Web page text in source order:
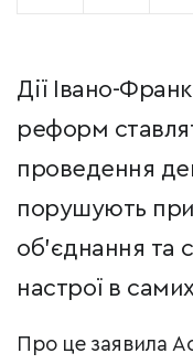
Дії Івано-
реформ
проведення
порушують
об’єднання та
настрої в
Про це заявила